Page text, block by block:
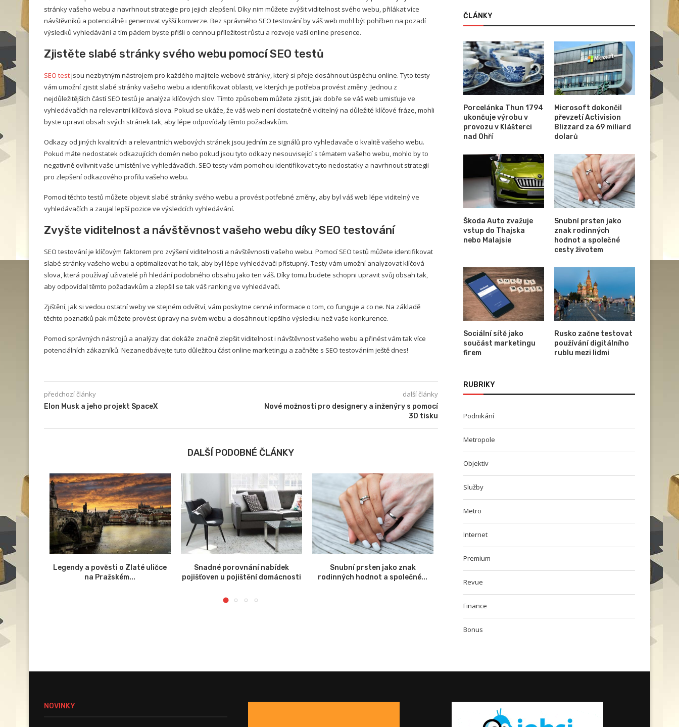
stránky vašeho webu a navrhnout strategie pro jejich zlepšení. Díky nim můžete zvýšit viditelnost svého webu, přilákat více
návštěvníků a potenciálně i generovat vyšší konverze. Bez správného SEO testování by váš web mohl být pohřben na pozadí
výsledků vyhledávání a tím pádem byste přišli o cennou příležitost růstu a rozvoje vaší online presence.
Zjistěte slabé stránky svého webu pomocí SEO testů
SEO testjsou nezbytným nástrojem pro každého majitele webové stránky, který si přeje dosáhnout úspěchu online. Tyto testy
vám umožní zjistit slabé stránky vašeho webu a identifikovat oblasti, ve kterých je potřeba provést změny. Jednou z
nejdůležitějších částí SEO testů je analýza klíčových slov. Tímto způsobem můžete zjistit, jak dobře se váš web umisťuje ve
vyhledávačích na relevantní klíčová slova. Pokud se ukáže, že váš web není dostatečně viditelný na důležité klíčové fráze, mohli
byste upravit obsah svých stránek tak, aby lépe odpovídaly těmto požadavkům.
Odkazy od jiných kvalitních a relevantních webových stránek jsou jedním ze signálů pro vyhledavače o kvalitě vašeho webu.
Pokud máte nedostatek odkazujících domén nebo pokud jsou tyto odkazy nesouvisející s tématem vašeho webu, mohlo by to
negativně ovlivnit vaše umístění ve vyhledávačích. SEO testy vám pomohou identifikovat tyto nedostatky a navrhnout strategii
pro zlepšení odkazového profilu vašeho webu.
Pomocí těchto testů můžete objevit slabé stránky svého webu a provést potřebné změny, aby byl váš web lépe viditelný ve
vyhledávačích a zaujal lepší pozice ve výsledcích vyhledávání.
Zvyšte viditelnost a návštěvnost vašeho webu díky SEO testování
SEO testování je klíčovým faktorem pro zvýšení viditelnosti a návštěvnosti vašeho webu. Pomocí SEO testů můžete identifikovat
slabé stránky vašeho webu a optimalizovat ho tak, aby byl lépe vyhledávači přístupný. Testy vám umožní analyzovat klíčová
slova, která používají uživatelé při hledání podobného obsahu jako ten váš. Díky tomu budete schopni upravit svůj obsah tak,
aby odpovídal těmto požadavkům a zlepšil se tak váš ranking ve vyhledávači.
Zjištění, jak si vedou ostatní weby ve stejném odvětví, vám poskytne cenné informace o tom, co funguje a co ne. Na základě
těchto poznatků pak můžete provést úpravy na svém webu a dosáhnout lepšího výsledku než vaše konkurence.
Pomocí správných nástrojů a analýzy dat dokáže značně zlepšit viditelnost i návštěvnost vašeho webu a přinést vám tak více
potenciálních zákazníků. Nezanedbávejte tuto důležitou část online marketingu a začněte s SEO testováním ještě dnes!
předchozí články
Elon Musk a jeho projekt SpaceX
další články
Nové možnosti pro designery a inženýry s pomocí
3D tisku
DALŠÍ PODOBNÉ ČLÁNKY
Satoshi
Legendy a pověsti o Zlaté uličce
na Pražském...
Snadné porovnání nabídek
pojišťoven u pojištění domácnosti
Snubní prsten jako znak
rodinných hodnot a společné...
Elon Musk a jeho projekt
ČLÁNKY
Porcelánka Thun 1794
ukončuje výrobu v
provozu v Klášterci
nad Ohří
Microsoft dokončil
převzetí Activision
Blizzard za 69 miliard
dolarů
Škoda Auto zvažuje
vstup do Thajska
nebo Malajsie
Snubní prsten jako
znak rodinných
hodnot a společné
cesty životem
Sociální sítě jako
součást marketingu
firem
Rusko začne testovat
používání digitálního
rublu mezi lidmi
RUBRIKY
Podnikání
Metropole
Objektiv
Služby
Metro
Internet
Premium
Revue
Finance
Bonus
NOVINKY